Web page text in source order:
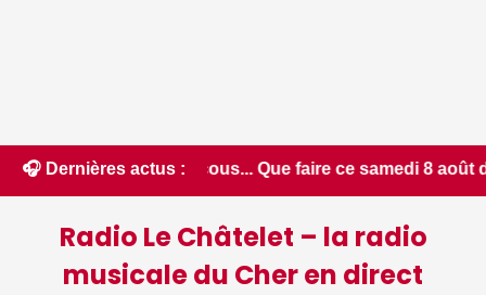
🎧 Dernières actus :
Que faire ce samedi 8 août dans le Cher -
Radio Le Châtelet – la radio
musicale du Cher en direct